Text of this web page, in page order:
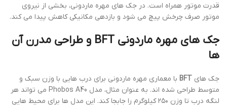
قدرت موتور همراه است. در جک های مهره ماردونی، بخشی از نیروی
موتور صرف چرخش پیچ می شود و بازدهی مکانیکی کاهش پیدا می کند.
جک های مهره ماردونی BFT و طراحی مدرن آن
ها
جک های BFT با معماری مهره ماردونی برای درب هایی با وزن سبک و
متوسط طراحی شده اند. به عنوان مثال، مدل Phobos A40 می تواند هر
لنگه درب تا وزن ۲۵۰ کیلوگرم را جابجا کند. این مدل ها برای محیط هایی